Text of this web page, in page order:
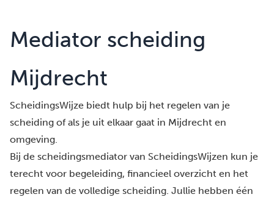
Mediator scheiding
Mijdrecht
ScheidingsWijze biedt hulp bij het regelen van je
scheiding of als je uit elkaar gaat in Mijdrecht en
omgeving.
Bij de scheidingsmediator van ScheidingsWijzen kun je
terecht voor begeleiding, financieel overzicht en het
regelen van de volledige scheiding. Jullie hebben één